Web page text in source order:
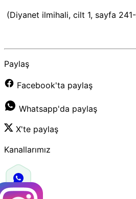
(Diyanet ilmihali, cilt 1, sayfa
Paylaş
Facebook'ta paylaş
Whatsapp'da paylaş
X'te paylaş
Kanallarımız